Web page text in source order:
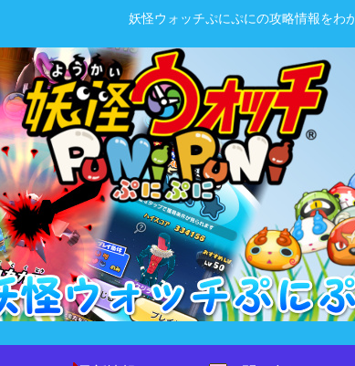
妖怪ウォッチぷにぷにの攻略情報をわ